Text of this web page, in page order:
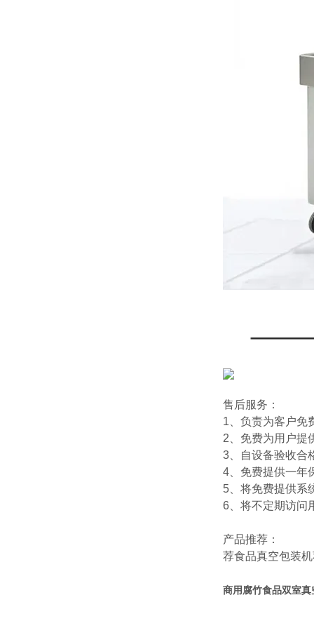
售后服务：
1、负责为客户免
2、免费为用户提
3、自设备验收合
4、免费提供一年
5、将免费提供系
6、将不定期访问
产品推荐：
荐食品真空包装机
商用腐竹食品双室